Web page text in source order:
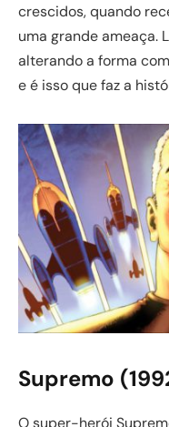
crescidos, quando
uma grande ameaça.
alterando a forma
e é isso que faz a
Supremo
O super-herói